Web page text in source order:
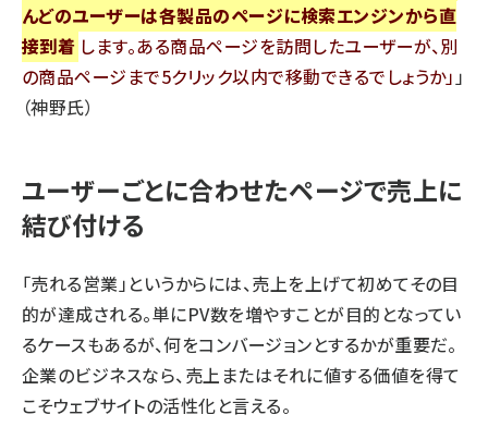
んどのユーザーは各製品のページに検索エンジンから直
接到着 します。ある商品ページを訪問したユーザーが、別
の商品ページまで5クリック以内で移動できるでしょうか 」
（神野氏）
ユーザーごとに合わせたページで売上に
結び付ける
「売れる営業」というからには、売上を上げて初めてその目
的が達成される。単にPV数を増やすことが目的となってい
るケースもあるが、何をコンバージョンとするかが重要だ。
企業のビジネスなら、売上またはそれに値する価値を得て
こそウェブサイトの活性化と言える。